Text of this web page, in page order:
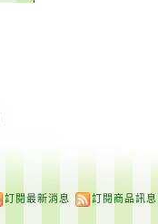
訂閱最新消息 訂閱商品訊息